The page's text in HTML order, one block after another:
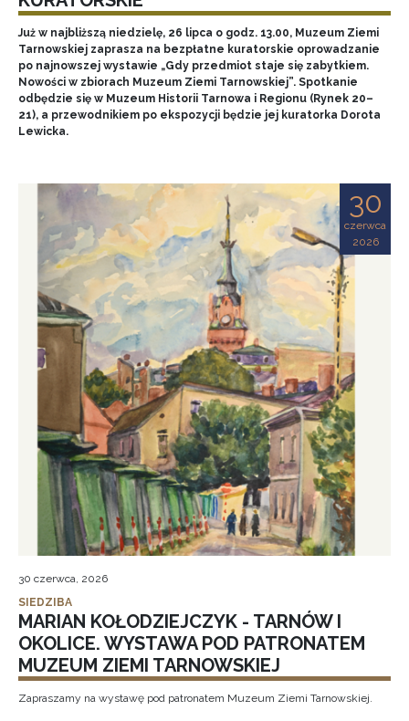
Już w najbliższą niedzielę, 26 lipca o godz. 13.00, Muzeum Ziemi
Tarnowskiej zaprasza na bezpłatne kuratorskie oprowadzanie
po najnowszej wystawie „Gdy przedmiot staje się zabytkiem.
Nowości w zbiorach Muzeum Ziemi Tarnowskiej”. Spotkanie
odbędzie się w Muzeum Historii Tarnowa i Regionu (Rynek 20–
21), a przewodnikiem po ekspozycji będzie jej kuratorka Dorota
Lewicka.
30
czerwca
2026
30 czerwca, 2026
SIEDZIBA
MARIAN KOŁODZIEJCZYK - TARNÓW I
OKOLICE. WYSTAWA POD PATRONATEM
MUZEUM ZIEMI TARNOWSKIEJ
Zapraszamy na wystawę pod patronatem Muzeum Ziemi Tarnowskiej.